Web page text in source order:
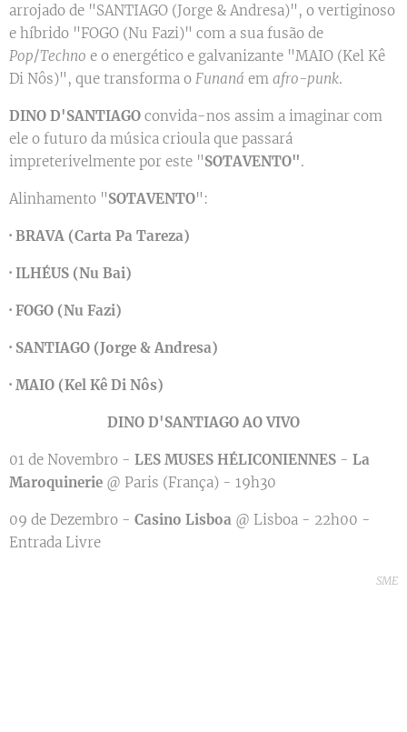
arrojado de "SANTIAGO (Jorge & Andresa)", o vertiginoso
e híbrido "FOGO (Nu Fazi)" com a sua fusão de
Pop/Techno e o energético e galvanizante "MAIO (Kel Kê
Di Nôs)", que transforma o Funaná em afro-punk.
DINO D'SANTIAGO convida-nos assim a imaginar com
ele o futuro da música crioula que passará
impreterivelmente por este "SOTAVENTO".
Alinhamento "SOTAVENTO":
· BRAVA (Carta Pa Tareza)
· ILHÉUS (Nu Bai)
· FOGO (Nu Fazi)
· SANTIAGO (Jorge & Andresa)
· MAIO (Kel Kê Di Nôs)
DINO D'SANTIAGO AO VIVO
01 de Novembro - LES MUSES HÉLICONIENNES - La
Maroquinerie @ Paris (França) - 19h30
09 de Dezembro - Casino Lisboa @ Lisboa - 22h00 -
Entrada Livre
SME